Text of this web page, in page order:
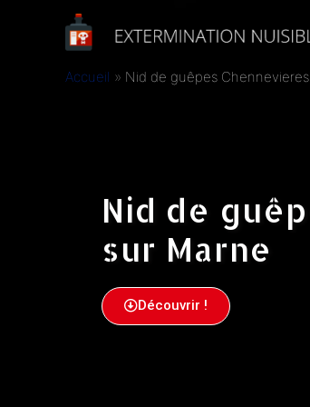
Accueil Nid de guêpes
Nid de
sur Marne
Découvrir !